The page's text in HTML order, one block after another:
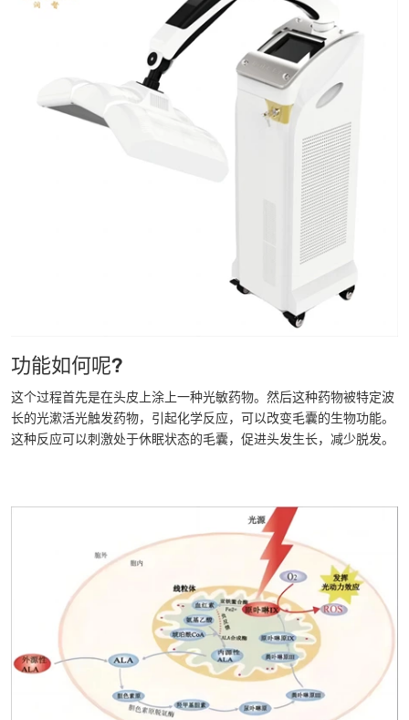
功能如何呢?
这个过程首先是在头皮上涂上一种光敏药物。然后这种药物被特定波
长的光漱活光触发药物，引起化学反应，可以改变毛囊的生物功能。
这种反应可以刺激处于休眠状态的毛囊，促进头发生长，减少脱发。